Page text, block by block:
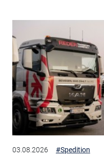
03.08.2026 #Spedition